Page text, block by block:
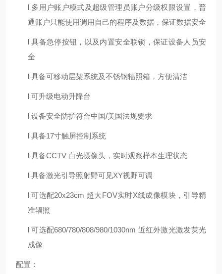
l 多用户账户模式及超级管理员账户分级权限设置，普
通账户只能使用调用自己的程序及数据，保证数据安全
l具备急停按钮，以及内置安全联锁，保证设备人员安
全
l 具备可移动层架系统及不锈钢辐照箱，方便清洁
l 可升级电动升降台
l 设备安全防护符合中国/美国法规要求
l 具备17寸触屏控制系统
l 具备CCTV 白光摄像头，实时观察样本生理状态
l 具备激光引导照射野可见XY视野可调
l可选配20x23cm 超大FOV实时X线成像模块，引导精
准辐照
l可选配680/780/808/980/1030nm 近红外激光激发荧光
成像
配置：